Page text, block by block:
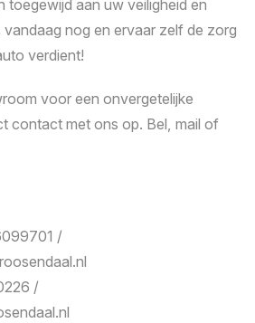
toegewijd aan uw veiligheid en
vandaag nog en ervaar zelf de zorg
verdient!
voor een onvergetelijke
contact met ons op. Bel, mail of
/
/